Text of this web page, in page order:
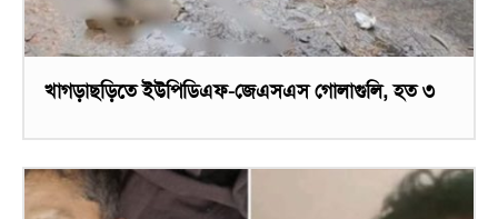
খাগড়াছড়িতে ইউপিডিএফ-জেএসএস গোলাগুলি, হত ৩